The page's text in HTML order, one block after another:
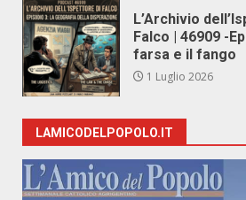
L’Archivio
Falco | 46909 -
farsa e il fango
1 Luglio 2026
LAMICODELPOPOLO.IT